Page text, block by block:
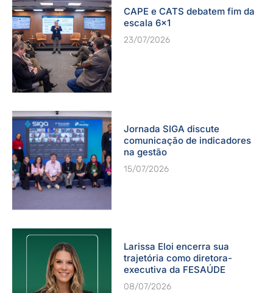
CAPE e CATS debatem fim da
escala 6×1
23/07/2026
Jornada SIGA discute
comunicação de indicadores
na gestão
15/07/2026
Larissa Eloi encerra sua
trajetória como diretora-
executiva da FESAÚDE
08/07/2026